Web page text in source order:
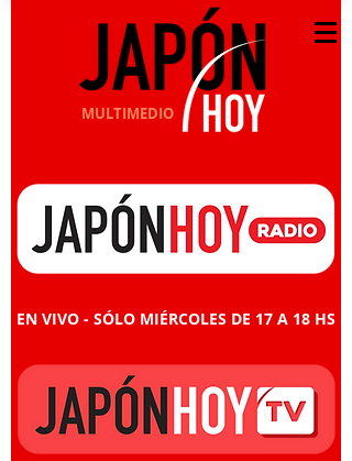
MULTIMEDIO
EN VIVO - SÓLO MIÉRCOLES DE 17 A 18 HS